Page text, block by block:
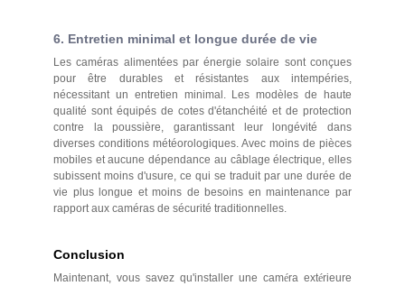
6. Entretien minimal et longue durée de vie
Les caméras alimentées par énergie solaire sont conçues
pour être durables et résistantes aux intempéries,
nécessitant un entretien minimal. Les modèles de haute
qualité sont équipés de cotes d'étanchéité et de protection
contre la poussière, garantissant leur longévité dans
diverses conditions météorologiques. Avec moins de pièces
mobiles et aucune dépendance au câblage électrique, elles
subissent moins d'usure, ce qui se traduit par une durée de
vie plus longue et moins de besoins en maintenance par
rapport aux caméras de sécurité traditionnelles.
Conclusion
Maintenant, vous savez qu'installer une caméra extérieure